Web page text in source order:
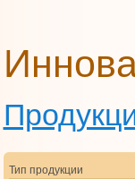
Тип продукции